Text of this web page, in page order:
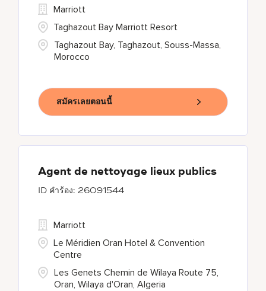
Taghazout Bay, Taghazout, Souss-Massa,
Morocco
Marriott
Taghazout Bay Marriott Resort
สมัครเลยตอนนี้
Agent de nettoyage lieux publics
26091544
Les Genets Chemin de Wilaya Route 75,
Oran, Wilaya d'Oran, Algeria
Marriott
Le Méridien Oran Hotel & Convention
Centre